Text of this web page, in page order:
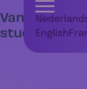
English
Van vaste
studenten-